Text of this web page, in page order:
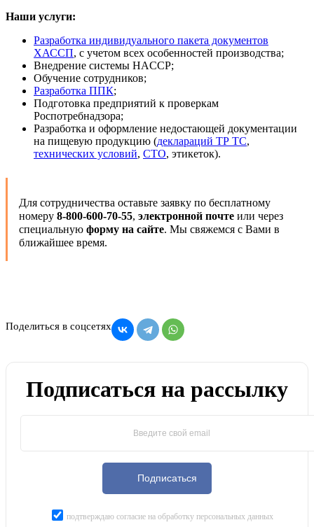
Наши услуги:
Разработка индивидуального пакета документов
ХАССП, с учетом всех особенностей производства;
Внедрение системы HACCP;
Обучение сотрудников;
Разработка ППК;
Подготовка предприятий к проверкам
Роспотребнадзора;
Разработка и оформление недостающей документации
на пищевую продукцию (деклараций ТР ТС,
технических условий, СТО, этикеток).
Для сотрудничества оставьте заявку по бесплатному
номеру 8-800-600-70-55, электронной почте или через
специальную форму на сайте. Мы свяжемся с Вами в
ближайшее время.
Поделиться в соцсетях
Подписаться на рассылку
Подписаться
подтверждаю согласие на обработку персональных данных